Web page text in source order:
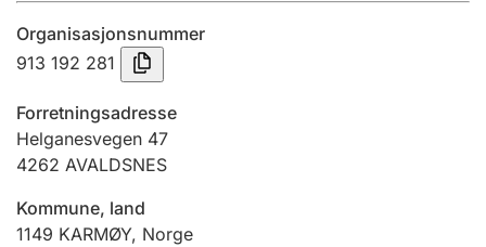
Innsending og forsinkelsesgebyr
Tinglysing
Jeger
Organisasjonsnummer
913 192 281
Forretningsadresse
Helganesvegen 47
4262 AVALDSNES
Kommune, land
1149 KARMØY, Norge